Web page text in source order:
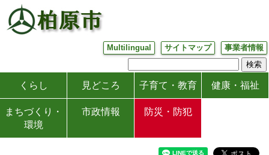
Multilingual サイトマップ 事業者情報
くらし 見どころ 子育て・教育 健康・福祉
まちづくり・
環境
市政情報 防災・防犯